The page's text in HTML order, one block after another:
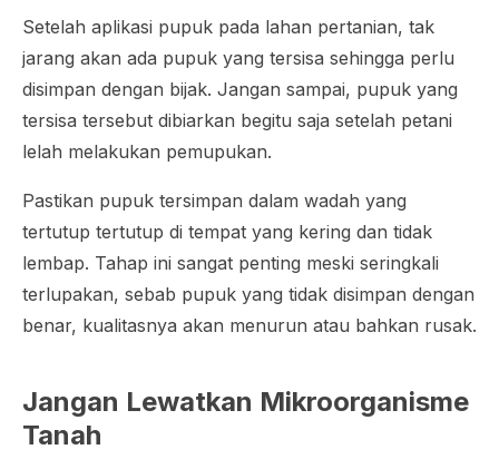
Setelah aplikasi pupuk pada lahan pertanian, tak
jarang akan ada pupuk yang tersisa sehingga perlu
disimpan dengan bijak. Jangan sampai, pupuk yang
tersisa tersebut dibiarkan begitu saja setelah petani
lelah melakukan pemupukan.
Pastikan pupuk tersimpan dalam wadah yang
tertutup tertutup di tempat yang kering dan tidak
lembap. Tahap ini sangat penting meski seringkali
terlupakan, sebab pupuk yang tidak disimpan dengan
benar, kualitasnya akan menurun atau bahkan rusak.
Jangan Lewatkan Mikroorganisme
Tanah